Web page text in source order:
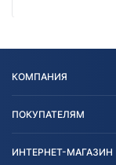
КОМПАНИЯ
ПОКУПАТЕЛЯМ
ИНТЕРНЕТ-МАГАЗИН